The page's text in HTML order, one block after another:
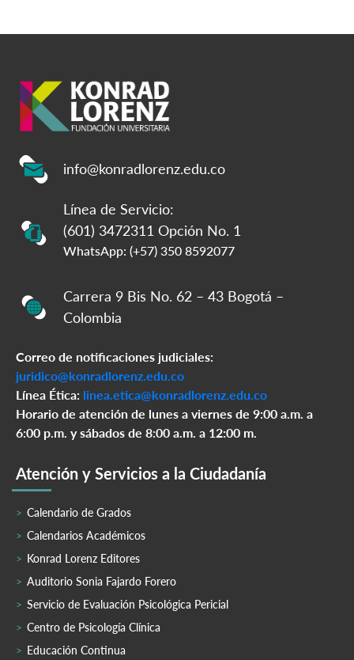
info@konradlorenz.edu.co
Línea de Servicio:
(601) 3472311 Opción No. 1
WhatsApp: (+57) 350 8592077
Carrera 9 Bis No. 62 – 43 Bogotá –
Colombia
Correo de notificaciones judiciales:
juridico@konradlorenz.edu.co
Línea Ética: linea.etica@konradlorenz.edu.co
Horario de atención de lunes a viernes de 9:00 a.m. a
6:00 p.m. y sábados de 8:00 a.m. a 12:00 m.
Atención y Servicios a la Ciudadanía
Calendario de Grados
Calendarios Académicos
Konrad Lorenz Editores
Auditorio Sonia Fajardo Forero
Servicio de Evaluación Psicológica Pericial
Centro de Psicología Clínica
Educación Continua